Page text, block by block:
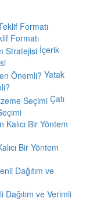
Formatı
İçerik
Yatak
Çatı
Bir Yöntem
Dağıtım ve Verimli